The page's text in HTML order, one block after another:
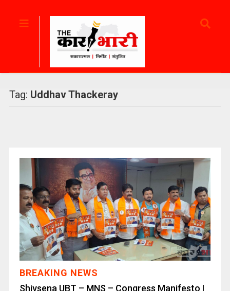
Tag: Uddhav Thackeray
BREAKING NEWS
Shivsena UBT – MNS – Congress Manifesto |